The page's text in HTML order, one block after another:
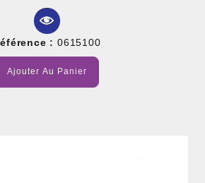
: 0615100
Ajouter Au Panier